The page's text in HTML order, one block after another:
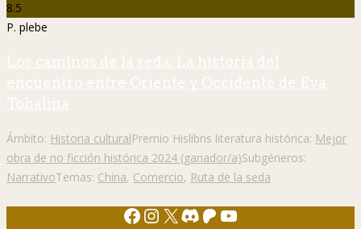
8.5
P. plebe
Los caminos de la seda. La historia del
encuentro entre Oriente y Occidente de Eva
Tobalina
Ámbito: Historia culturalPremio Hislibris literatura histórica: Mejor
obra de no ficción histórica 2024 (ganador/a)Subgéneros:
NarrativoTemas: China, Comercio, Ruta de la seda
Facebook
Instagram
X Discord
Patreon
YouTube